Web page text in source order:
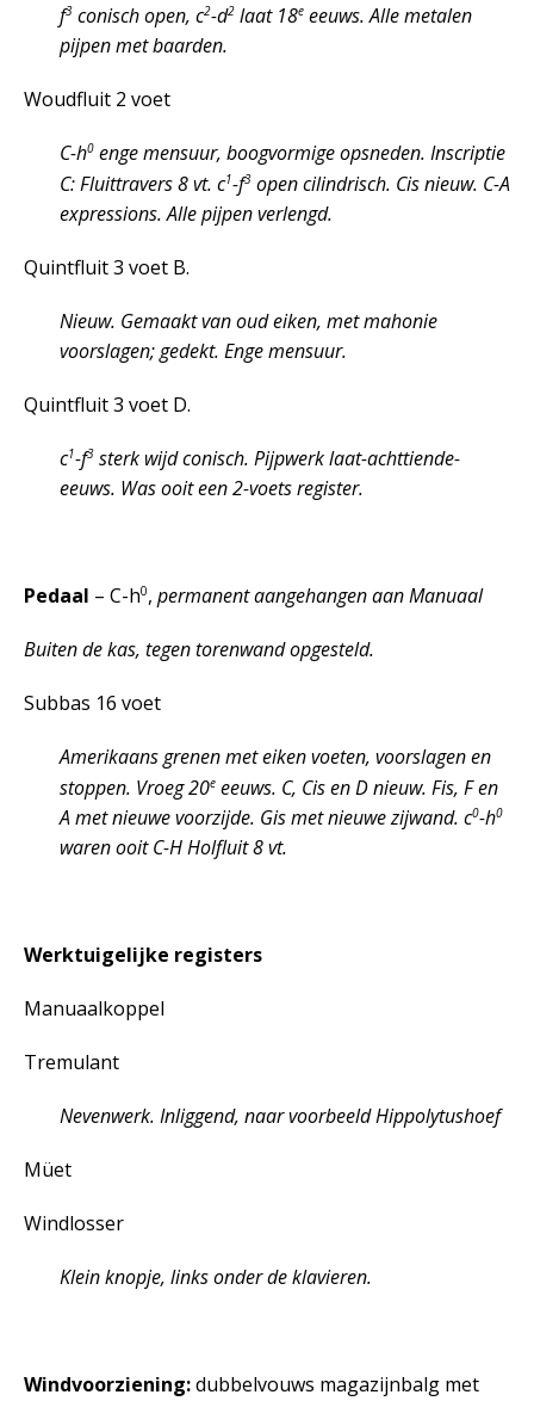
f3 conisch open, c2-d2 laat 18e eeuws. Alle metalen
pijpen met baarden.
Woudfluit 2 voet
C-h0 enge mensuur, boogvormige opsneden. Inscriptie
C: Fluittravers 8 vt. c1-f3 open cilindrisch. Cis nieuw. C-A
expressions. Alle pijpen verlengd.
Quintfluit 3 voet B.
Nieuw. Gemaakt van oud eiken, met mahonie
voorslagen; gedekt. Enge mensuur.
Quintfluit 3 voet D.
c1-f3 sterk wijd conisch. Pijpwerk laat-achttiende-
eeuws. Was ooit een 2-voets register.
Pedaal – C-h0, permanent aangehangen aan Manuaal
Buiten de kas, tegen torenwand opgesteld.
Subbas 16 voet
Amerikaans grenen met eiken voeten, voorslagen en
stoppen. Vroeg 20e eeuws. C, Cis en D nieuw. Fis, F en
A met nieuwe voorzijde. Gis met nieuwe zijwand. c0-h0
waren ooit C-H Holfluit 8 vt.
Werktuigelijke registers
Manuaalkoppel
Tremulant
Nevenwerk. Inliggend, naar voorbeeld Hippolytushoef
Müet
Windlosser
Klein knopje, links onder de klavieren.
Windvoorziening:dubbelvouws magazijnbalg met